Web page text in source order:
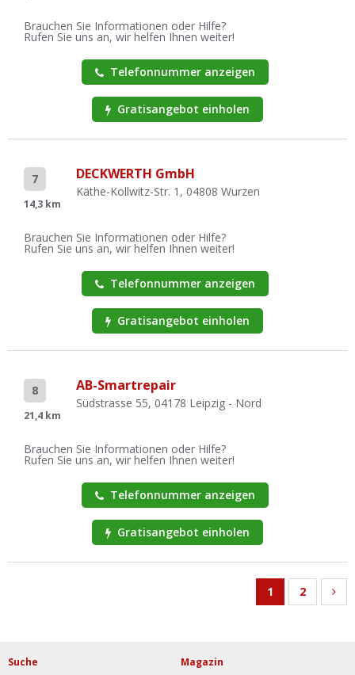
Brauchen Sie Informationen oder Hilfe?
Rufen Sie uns an, wir helfen Ihnen weiter!
Telefonnummer anzeigen
Gratisangebot einholen
7
14,3 km
DECKWERTH GmbH
Käthe-Kollwitz-Str. 1, 04808 Wurzen
Brauchen Sie Informationen oder Hilfe?
Rufen Sie uns an, wir helfen Ihnen weiter!
Telefonnummer anzeigen
Gratisangebot einholen
8
21,4 km
AB-Smartrepair
Südstrasse 55, 04178 Leipzig - Nord
Brauchen Sie Informationen oder Hilfe?
Rufen Sie uns an, wir helfen Ihnen weiter!
Telefonnummer anzeigen
Gratisangebot einholen
1 2
Suche Magazin